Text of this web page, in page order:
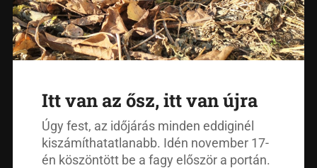
Itt van az ősz, itt van újra
Úgy fest, az időjárás minden eddiginél
kiszámíthatatlanabb. Idén november 17-
én köszöntött be a fagy először a portán.